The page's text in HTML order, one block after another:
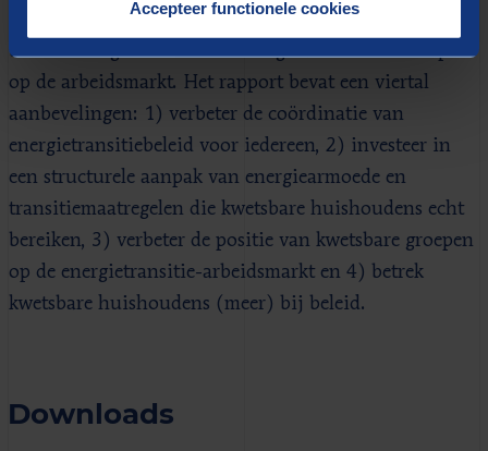
Accepteer functionele cookies
capaciteit voor de energietransitie beperkt door
belemmeringen in de uitvoering van beleid en krapte
op de arbeidsmarkt. Het rapport bevat een viertal
aanbevelingen: 1) verbeter de coördinatie van
energietransitiebeleid voor iedereen, 2) investeer in
een structurele aanpak van energiearmoede en
transitiemaatregelen die kwetsbare huishoudens echt
bereiken, 3) verbeter de positie van kwetsbare groepen
op de energietransitie-arbeidsmarkt en 4) betrek
kwetsbare huishoudens (meer) bij beleid.
Downloads